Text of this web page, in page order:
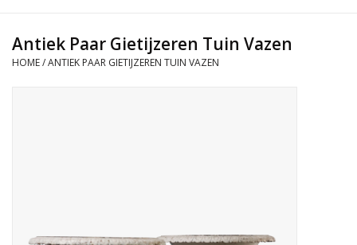
Toebehoren
Decoratieve Outdoor
Antiek Paar Gietijzeren Tuin Vazen
HOME/ANTIEK PAAR GIETIJZEREN TUIN VAZEN